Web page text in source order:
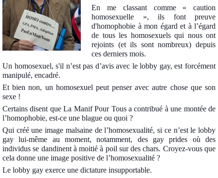
En me classant comme « caution
homosexuelle », ils font preuve
d'homophobie à mon égard et à l’égard
de tous les homosexuels qui nous ont
rejoints (et ils sont nombreux) depuis
ces derniers mois.
Un homosexuel, s'il n’est pas d’avis avec le lobby gay, est forcément
manipulé, encadré.
Et bien non, un homosexuel peut penser avec autre chose que son
sexe !
Certains disent que La Manif Pour Tous a contribué à une montée de
l’homophobie, est-ce une blague ou quoi ?
Qui créé une image malsaine de l’homosexualité, si ce n’est le lobby
gay lui-même au moment, notamment, des gay prides où des
individus se dandinent à moitié à poil sur des chars. Croyez-vous que
cela donne une image positive de l’homosexualité ?
Le lobby gay exerce une dictature insupportable.